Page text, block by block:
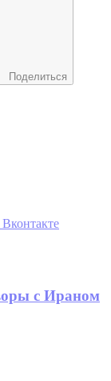
Поделиться
Вконтакте
с Ираном